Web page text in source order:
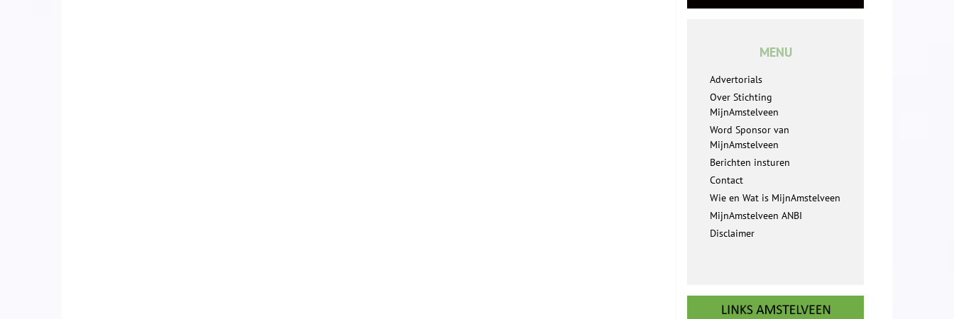
MENU
Advertorials
Over Stichting
MijnAmstelveen
Word Sponsor van
MijnAmstelveen
Berichten insturen
Contact
Wie en Wat is MijnAmstelveen
MijnAmstelveen ANBI
Disclaimer